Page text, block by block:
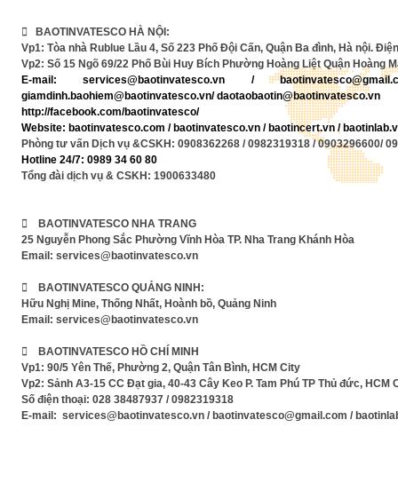
 BAOTINVATESCO HÀ NỘI:
Vp1: Tòa nhà Rublue Lầu 4, Số 223 Phố Đội Cấn, Quận Ba đình, Hà nội.
Vp2: Số 15 Ngõ 69/22 Phố Bùi Huy Bích Phường Hoàng Liệt Quận Hoàng
E-mail:services@baotinvatesco.vn /
giamdinh.baohiem@baotinvatesco.vn/ daotaobaotin@baotinvatesco.vn
http://facebook.com/baotinvatesco/
Website: baotinvatesco.com / baotinvatesco.vn /baotincert.vn /
Phòng tư vấn Dịch vụ &CSKH: 0908362268 / 0982319318 / 0903296600/
Hotline 24/7: 0989 34 60 80
Tổng đài dịch vụ & CSKH: 1900633480
 BAOTINVATESCO NHA TRANG
25 Nguyễn Phong Sắc Phường Vĩnh Hòa TP. Nha Trang Khánh Hòa
Email: services@baotinvatesco.vn
 BAOTINVATESCO QUẢNG NINH:
Hữu Nghị Mine, Thống Nhất, Hoành bồ, Quảng Ninh
Email: services@baotinvatesco.vn
 BAOTINVATESCO HỒ CHÍ MINH
Vp1: 90/5 Yên Thế, Phường 2, Quận Tân Bình, HCM City
Vp2: Sảnh A3-15 CC Đạt gia, 40-43 Cây Keo P. Tam Phú TP Thủ đức, HCM
Số điện thoại: 028 38487937 / 0982319318
E-mail: services@baotinvatesco.vn / baotinvatesco@gmail.com /